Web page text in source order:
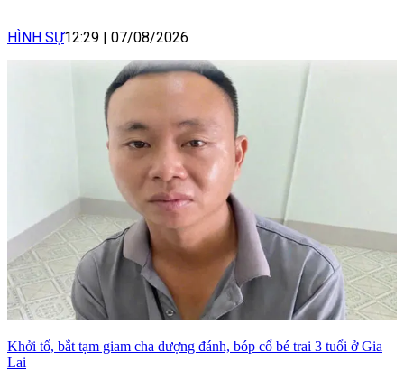
HÌNH SỰ12:29 | 07/08/2026
Khởi tố, bắt tạm giam cha dượng đánh, bóp cổ bé trai 3 tuổi ở Gia
Lai